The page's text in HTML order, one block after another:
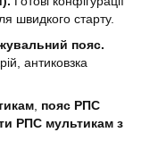
швидкого старту.
пояс.
антиковзка
пояс РПС
РПС мультикам з